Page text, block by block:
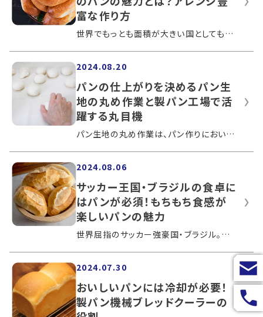
富な作り方
世界でもっとも面積が大きい国としても知られるロシア。パンは、ロシアでは主食として食べられているのをご存知でしょうか？この記事では、...
2024.08.20
パンの仕上がりを決めるパン生
地の丸め作業と製パン工場で活
躍する丸目機
パン生地の丸め作業は、パン作りにおいて欠かせない重要な工程となります。パン生地をきれいに丸められるかどうかは、見た目だけでなく食感...
2024.08.06
サッカー王国・ブラジルの食卓に
はパンが必須！もちもち食感が
楽しいパンの魅力
世界屈指のサッカー強豪国・ブラジル。中南米最大の国土をもつブラジルのグルメといえば、シュラスコを代表とする肉料理です。そんなブラジ...
2024.07.30
おいしいパンには冷却が必要！
製パン機械ブレッドクーラーの